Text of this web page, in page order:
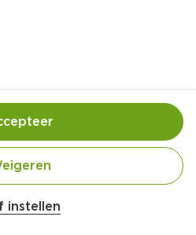
7°C) en na openen binnen
instellen